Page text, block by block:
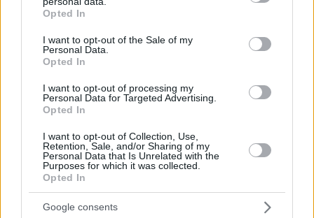
grant or deny consent to Google and its third-party tags to
use your data for below specified purposes in below Google
consent section.
Opted In
I want to opt-out of the Sale of my
Personal Data.
Opted In
I want to opt-out of processing my
Personal Data for Targeted Advertising.
Opted In
I want to opt-out of Collection, Use,
Retention, Sale, and/or Sharing of my
Personal Data that Is Unrelated with the
Purposes for which it was collected.
Opted In
Google consents
ξεδίπλωσε ο γενικός γραμματέας
Ελλάδα θα λάβει 83.850 δόσεις των Pfizer-
BioNTechπου θα αποθηκευτούν στα πέντε
σημεία ανά την επικράτεια, όπου έχουν
εγκατασταθεί οι ειδικοί υπερκαταψύκτες.
Μέχρι τα
419.250 δόσεις από το ίδιο εμβόλιο
τέλη Φεβρουαρίουεπιπλέον333.450 δόσεις
ενώ μέχρι τοτέλος Μαρτίουη Ελλάδα θα έχει
λάβει συνολικά1.255.800 δόσεις εμβολίουαπό
τις Pfizer-BioNTech.